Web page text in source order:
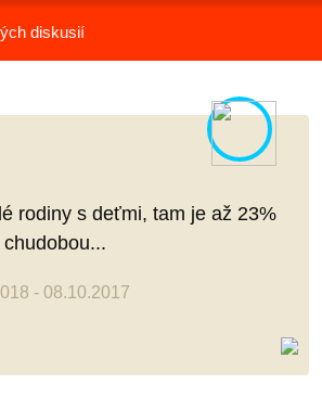
diskusií
rodiny s deťmi, tam je až 23%
- 08.10.2017